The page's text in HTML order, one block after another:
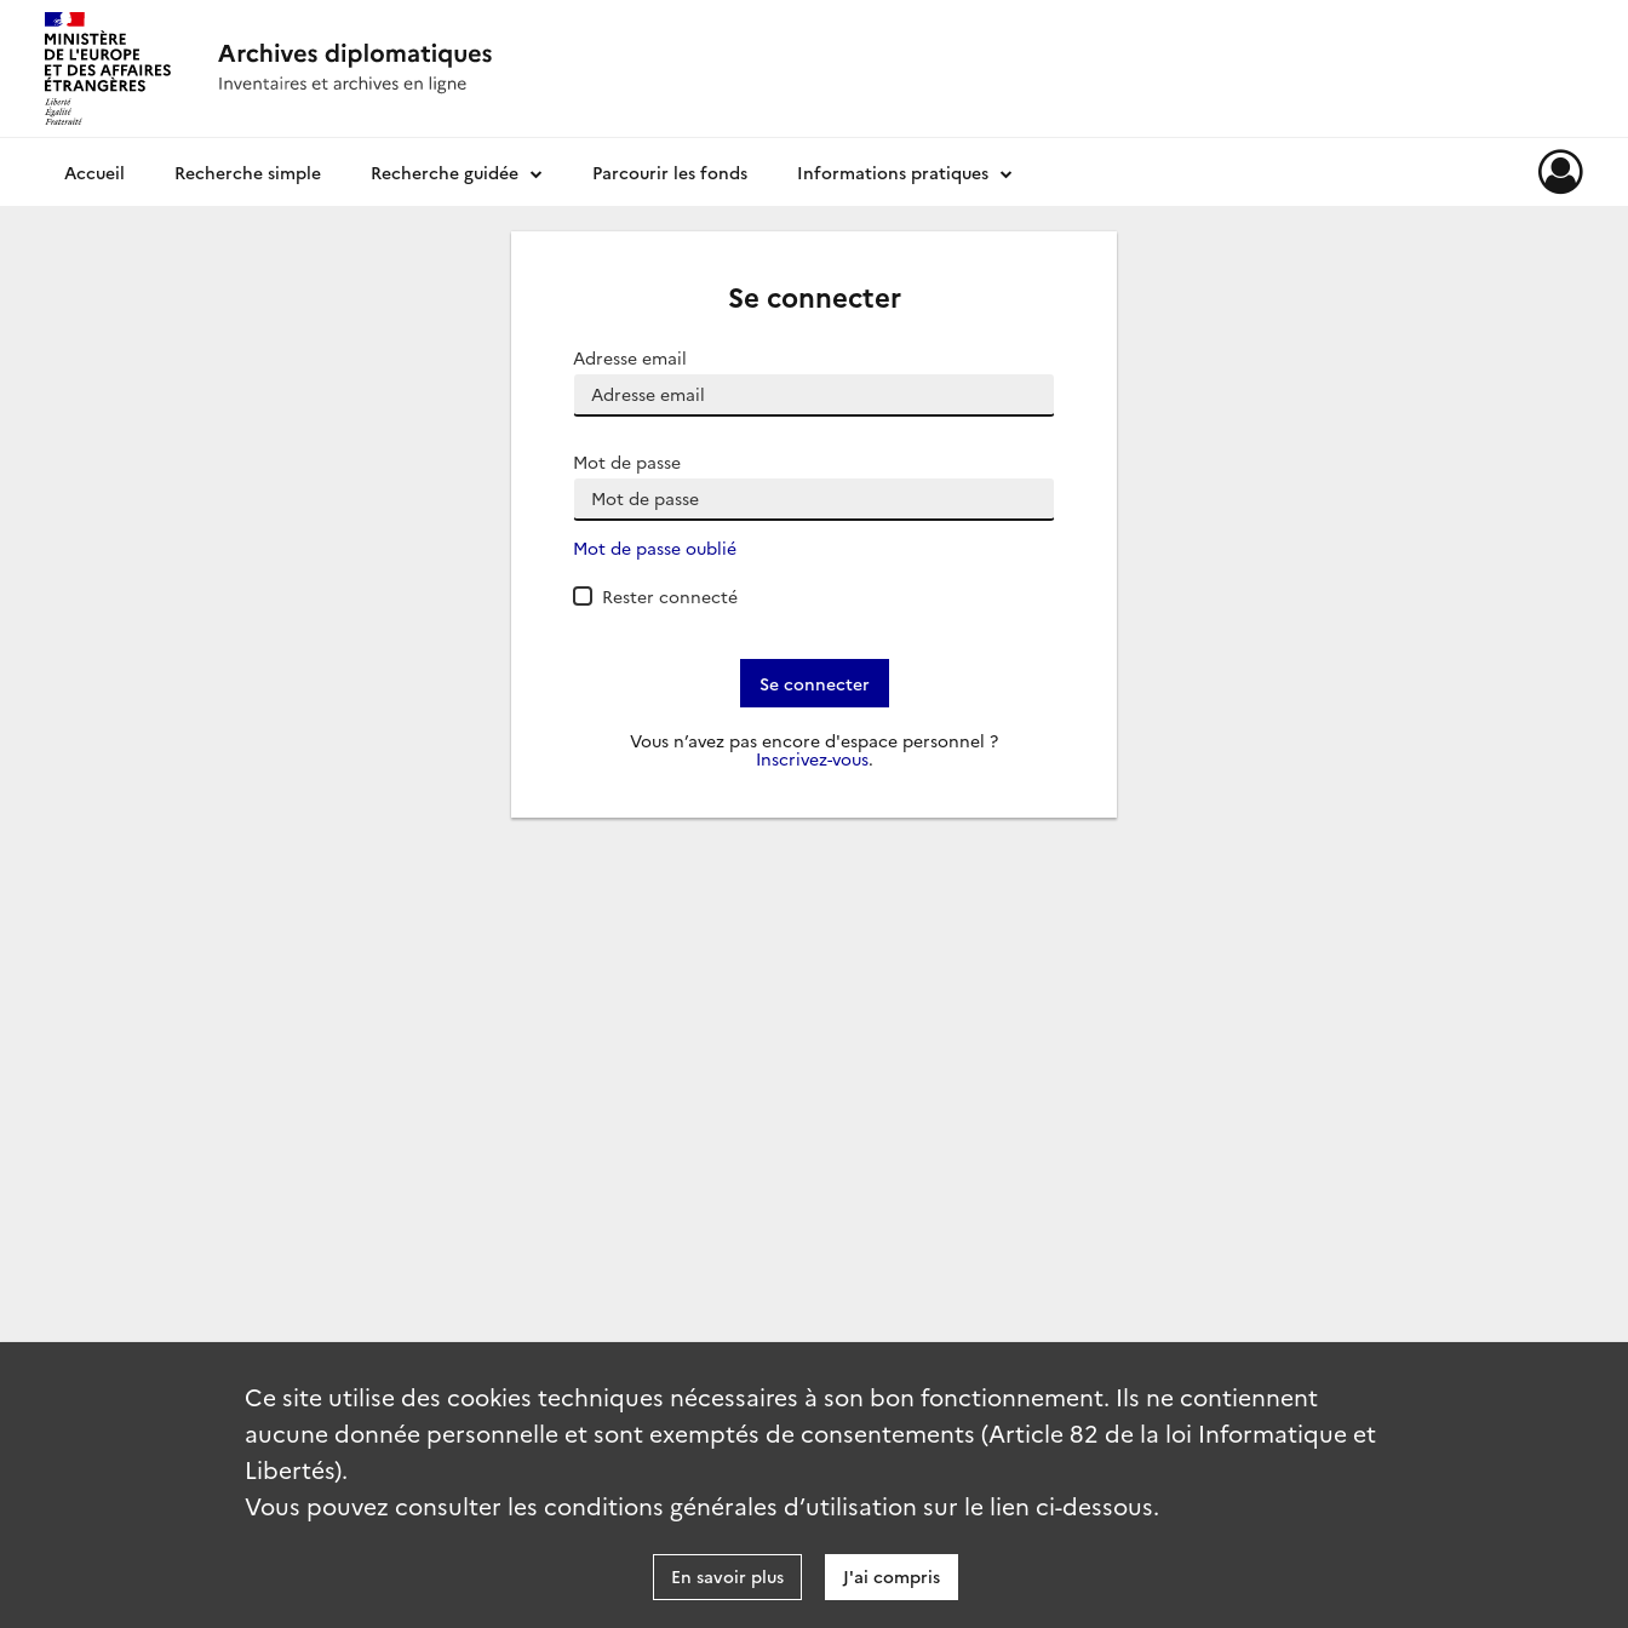
Archives diplomatiquesRecherche simple Recherche guidée Parcourir les fonds Informations pratiques
Se connecter
Adresse email
Mot de passe
Mot de passe oublié
Rester connecté
Se connecter
Vous n’avez pas encore d'espace personnel ?
Inscrivez-vous.
Ce site utilise des cookies techniques nécessaires à son bon fonctionnement. Ils ne contiennent
aucune donnée personnelle et sont exemptés de consentements (Article 82 de la loi Informatique et
Libertés).
Vous pouvez consulter les conditions générales d’utilisation sur le lien ci-dessous.
En savoir plus J'ai compris